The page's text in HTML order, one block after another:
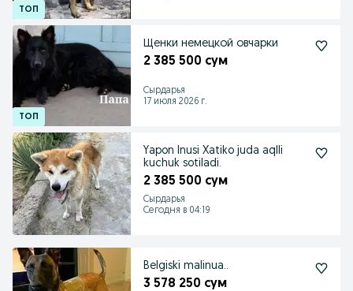
Щенки немецкой овчарки
2 385 500 сум
Сырдарья
17 июля 2026 г.
Yapon Inusi Xatiko juda aqlli
kuchuk sotiladi.
2 385 500 сум
Сырдарья
Сегодня в 04:19
Belgiski malinua..
3 578 250 сум